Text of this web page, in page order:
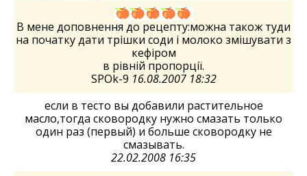
В мене доповнення до рецепту:можна також туди
на початку дати трішки соди і молоко змішувати з
кефіром
в рівній пропорції.
SPOk-9 16.08.2007 18:32
если в тесто вы добавили растительное
масло,тогда сковородку нужно смазать только
один раз (первый) и больше сковородку не
смазывать.
22.02.2008 16:35